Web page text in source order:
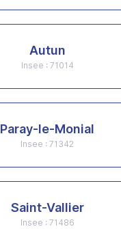
Autun
Insee : 71014
Paray-le-Monial
Insee : 71342
Saint-Vallier
Insee : 71486